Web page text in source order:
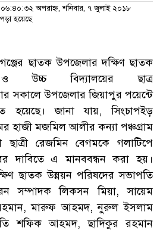
অপরাহ্ন, শনিবার, ৭ জুলাই ২০১৮
হয়েছে
ছাতক উপ‌জেলার দক্ষিণ ছাতক
উচ্চ বিদ্যাল‌য়ের ছাত্র
সকা‌লে উপজেলার জিয়াপুর প‌য়ে‌ন্টে
হ‌য়ে‌ছে। জানা যায়, সিংচাপইড়
হাজী মজমিল আলীর কন্যা পঞ্চগ্রাম
ছাত্রী রেজমিন বেগমকে গলা‌টি‌পে
দাবিতে এ মানববন্ধন করা হয়।
ছাতক উন্নয়ন পরিষদের সভাপতি
সম্পাদক লিকসন মিয়া, সায়েম
মারুফ আহমদ, নুরুল ইসলাম
শফিক আহমদ, ছাদিকুর রহমান